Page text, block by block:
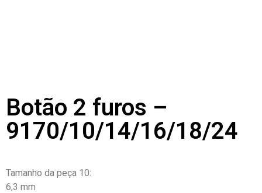
Botão 2 furos –
9170/10/14/16/18/24
Tamanho da peça 10:
6,3 mm